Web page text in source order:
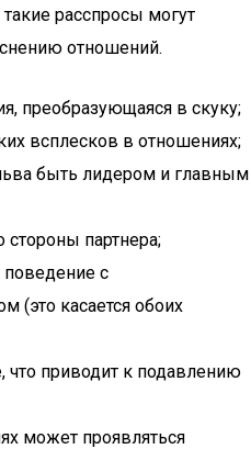
расспросы могут
отношений.
преобразующаяся в скуку;
всплесков в отношениях;
быть лидером и главным
стороны партнера;
с
(это касается обоих
что приводит к подавлению
может проявляться